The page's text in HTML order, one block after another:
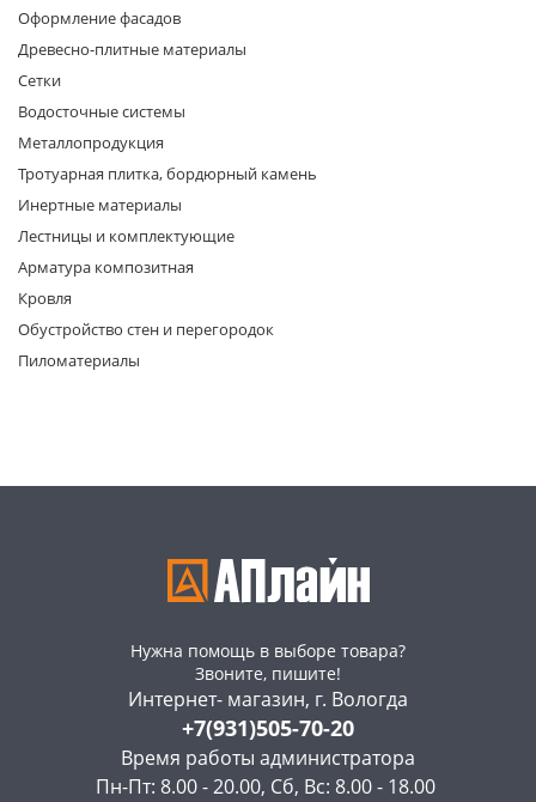
Оформление фасадов
Древесно-плитные материалы
Сетки
Водосточные системы
Металлопродукция
Тротуарная плитка, бордюрный камень
Инертные материалы
Лестницы и комплектующие
Арматура композитная
Кровля
Обустройство стен и перегородок
Пиломатериалы
Нужна помощь в выборе товара?
Звоните, пишите!
Интернет- магазин, г. Вологда
+7(931)505-70-20
Время работы администратора
Пн-Пт: 8.00 - 20.00, Сб, Вс: 8.00 - 18.00
раз в 2 недели